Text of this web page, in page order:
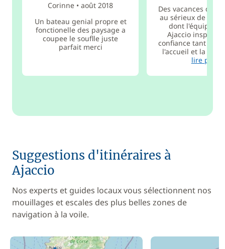
Corinne •août 2018
Un bateau genial propre et
fonctionelle des paysage a
coupee le souflle juste
parfait merci
Des vacances de
au sérieux de
dont l'équipe
Ajaccio inspire
confiance tant ils
l'accueil et la
lire plus
Suggestions d'itinéraires à
Ajaccio
Nos experts et guides locaux vous sélectionnent nos
mouillages et escales des plus belles zones de
navigation à la voile.